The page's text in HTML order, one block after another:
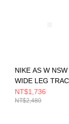
NIKE AS W NSW
WIDE LEG
PNT 女 長褲
IH8515133
NT$1,736
NT$2,480